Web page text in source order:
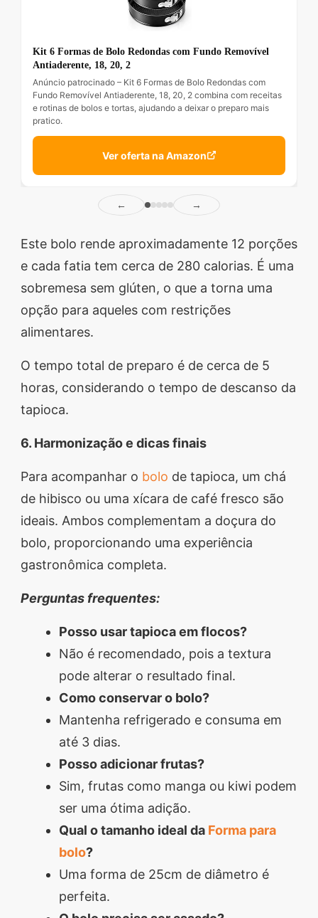
Kit 6 Formas de Bolo Redondas com Fundo Removível
Antiaderente, 18, 20, 2
Anúncio patrocinado – Kit 6 Formas de Bolo Redondas com
Fundo Removível Antiaderente, 18, 20, 2 combina com receitas
e rotinas de bolos e tortas, ajudando a deixar o preparo mais
pratico.
Ver oferta na Amazon
← →
Este bolo rende aproximadamente 12 porções
e cada fatia tem cerca de 280 calorias. É uma
sobremesa sem glúten, o que a torna uma
opção para aqueles com restrições
alimentares.
O tempo total de preparo é de cerca de 5
horas, considerando o tempo de descanso da
tapioca.
6. Harmonização e dicas finais
Para acompanhar o bolo de tapioca, um chá
de hibisco ou uma xícara de café fresco são
ideais. Ambos complementam a doçura do
bolo, proporcionando uma experiência
gastronômica completa.
Perguntas frequentes:
Posso usar tapioca em flocos?
Não é recomendado, pois a textura
pode alterar o resultado final.
Como conservar o bolo?
Mantenha refrigerado e consuma em
até 3 dias.
Posso adicionar frutas?
Sim, frutas como manga ou kiwi podem
ser uma ótima adição.
Qual o tamanho ideal da Forma para
bolo?
Uma forma de 25cm de diâmetro é
perfeita.